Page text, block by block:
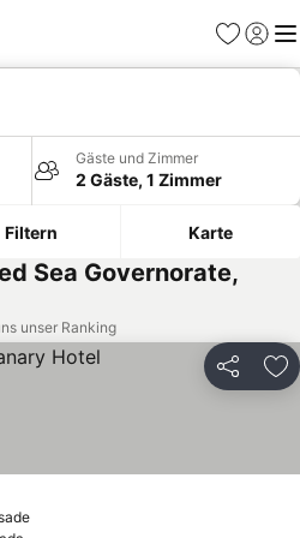
Favoriten
Gäste und Zimmer
2 Gäste, 1 Zimmer
Filtern Karte
Sea Governorate,
unser Ranking
Teilen